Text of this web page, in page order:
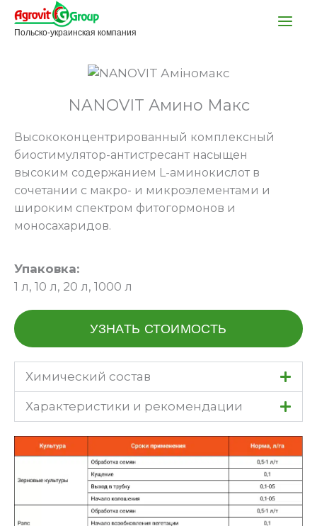
Перейти
Польско-украинская компания
NANOVIT Амино Макс
Высококонцентрированный комплексный
биостимулятор-антистресант насыщен
высоким содержанием L-аминокислот в
сочетании с макро- и микроэлементами и
широким спектром фитогормонов и
моносахаридов.
Упаковка:
1 л, 10 л, 20 л, 1000 л
УЗНАТЬ СТОИМОСТЬ
Химический состав
Характеристики и рекомендации